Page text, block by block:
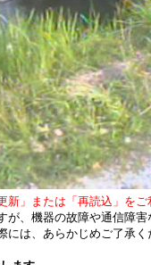
新」または「再読込」を
が、機器の故障や通信障
には、あらかじめご了承く